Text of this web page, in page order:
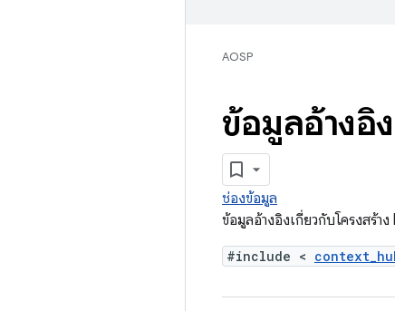
AOSP
ข้อมูลอ้างอิ
ช่องข้อมูล
ข้อมูลอ้างอิงเกี่ยวกับโครงสร้า
#include <